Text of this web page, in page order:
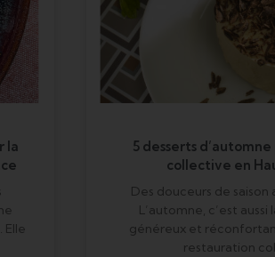
la
5 desserts
collective en
Des douceurs de saison
L’automne, c’est aussi
généreux et
restauration